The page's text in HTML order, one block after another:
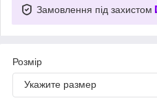
Замовлення під захистом
Розмір
Укажите размер